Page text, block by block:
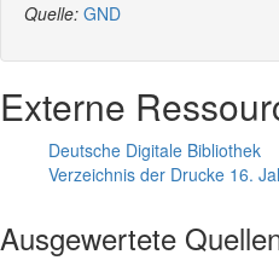
Quelle: GND
Externe
Deutsche Digitale Bibliothek
Verzeichnis der Drucke 16.
Ausgewertete